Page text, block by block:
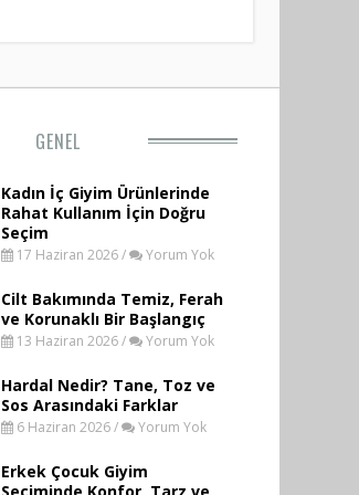
GENEL
Kadın İç Giyim Ürünlerinde
Rahat Kullanım İçin Doğru
Seçim
17 Haziran 2026 / Yorum Yok
Cilt Bakımında Temiz, Ferah
ve Korunaklı Bir Başlangıç
13 Haziran 2026 / Yorum Yok
Hardal Nedir? Tane, Toz ve
Sos Arasındaki Farklar
6 Haziran 2026 / Yorum Yok
Erkek Çocuk Giyim